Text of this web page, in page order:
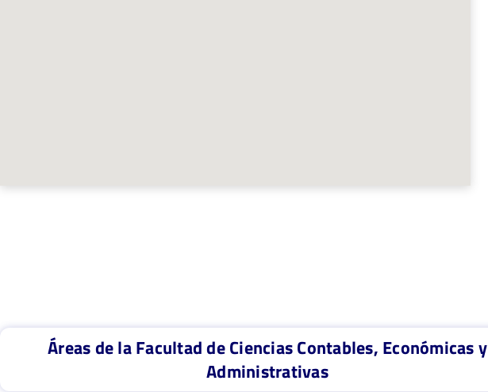
Áreas de la Facultad de Ciencias Contables, Económicas y
Administrativas